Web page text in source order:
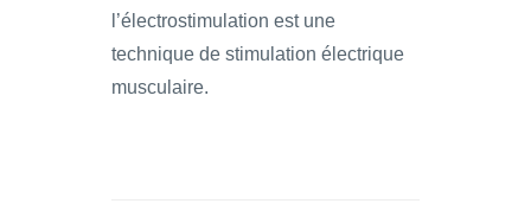
l’électrostimulation est une
technique de stimulation électrique
musculaire.